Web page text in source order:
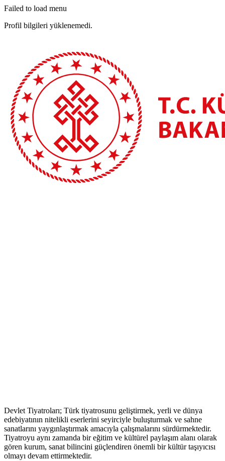
Failed to load menu
Profil bilgileri yüklenemedi.
Devlet Tiyatroları; Türk tiyatrosunu geliştirmek, yerli ve dünya
edebiyatının nitelikli eserlerini seyirciyle buluşturmak ve sahne
sanatlarını yaygınlaştırmak amacıyla çalışmalarını sürdürmektedir.
Tiyatroyu aynı zamanda bir eğitim ve kültürel paylaşım alanı olarak
gören kurum, sanat bilincini güçlendiren önemli bir kültür taşıyıcısı
olmayı devam ettirmektedir.